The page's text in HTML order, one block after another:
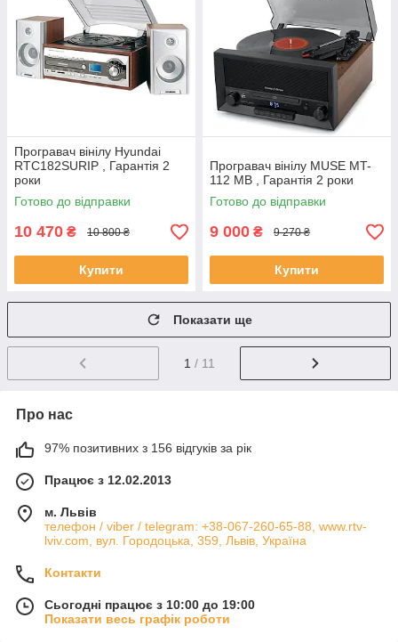
Програвач вінілу Hyundai
RTC182SURIP , Гарантія 2
роки
Готово до відправки
10 470 ₴ 10 800 ₴
Купити
Програвач вінілу MUSE MT-
112 MB , Гарантія 2 роки
Готово до відправки
9 000 ₴ 9 270 ₴
Купити
Показати ще
1 / 11
Про нас
97% позитивних з 156 відгуків за рік
Працює з 12.02.2013
м. Львів
телефон / viber / telegram: +38-067-260-65-88, www.rtv-
lviv.com, вул. Городоцька, 359, Львів, Україна
Контакти
Сьогодні працює з 10:00 до 19:00
Показати весь графік роботи